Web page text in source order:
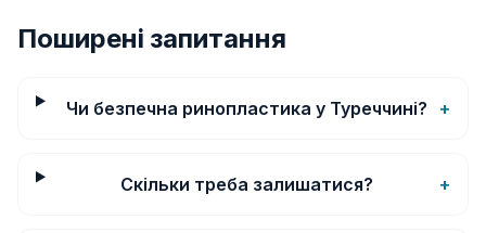
Поширені запитання
Чи безпечна ринопластика у Туреччині? +
Скільки треба залишатися? +